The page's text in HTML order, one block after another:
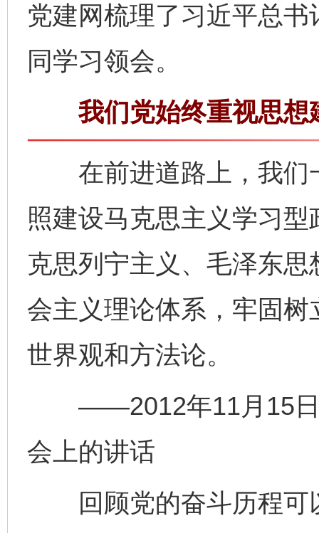
党建网梳理了习近平总
同学习领会。
我们党始终重视思想
在前进道路上，我们
照建设马克思主义学习
克思列宁主义、毛泽东
会主义理论体系，牢固
世界观和方法论。
——2012年11月15日
会上的讲话
回顾党的奋斗历程可